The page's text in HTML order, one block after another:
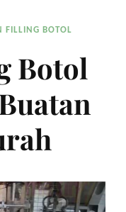
FILLING BOTOL
Botol